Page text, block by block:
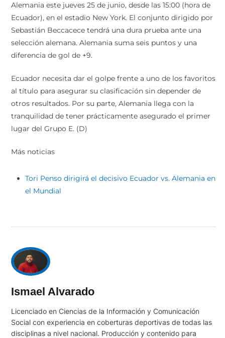
Alemania este jueves 25 de junio, desde las 15:00 (hora de
Ecuador), en el estadio New York. El conjunto dirigido por
Sebastián Beccacece tendrá una dura prueba ante una
selección alemana. Alemania suma seis puntos y una
diferencia de gol de +9.
Ecuador necesita dar el golpe frente a uno de los favoritos
al título para asegurar su clasificación sin depender de
otros resultados. Por su parte, Alemania llega con la
tranquilidad de tener prácticamente asegurado el primer
lugar del Grupo E. (D)
Más noticias
Tori Penso dirigirá el decisivo Ecuador vs. Alemania en
el Mundial
Ismael Alvarado
Licenciado en Ciencias de la Información y Comunicación
Social con experiencia en coberturas deportivas de todas las
disciplinas a nivel nacional. Producción y contenido para